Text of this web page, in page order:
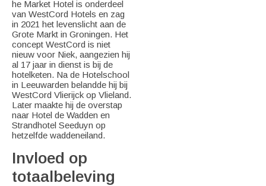
he Market Hotel is onderdeel
van WestCord Hotels en zag
in 2021 het levenslicht aan de
Grote Markt in Groningen. Het
concept WestCord is niet
nieuw voor Niek, aangezien hij
al 17 jaar in dienst is bij de
hotelketen. Na de Hotelschool
in Leeuwarden belandde hij bij
WestCord Vlierijck op Vlieland.
Later maakte hij de overstap
naar Hotel de Wadden en
Strandhotel Seeduyn op
hetzelfde waddeneiland.
Invloed op
totaalbeleving